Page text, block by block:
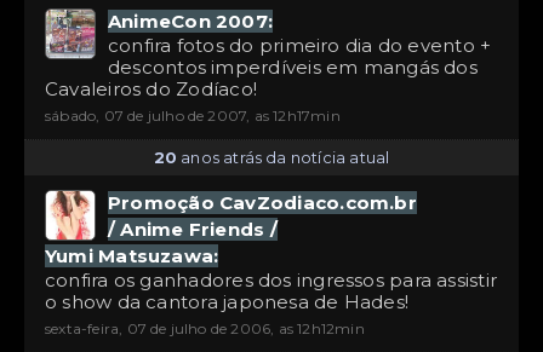
AnimeCon 2007:
confira fotos do primeiro dia do evento +
descontos imperdíveis em mangás dos
Cavaleiros do Zodíaco!
sábado, 07 de julho de 2007, as 12h17min
20 anos atrás da notícia atual
Promoção CavZodiaco.com.br
/ Anime Friends /
Yumi Matsuzawa:
confira os ganhadores dos ingressos para assistir
o show da cantora japonesa de Hades!
sexta-feira, 07 de julho de 2006, as 12h12min